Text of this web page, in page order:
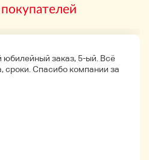
заказ, 5-ый. Всё
сроки. Спасибо компании за